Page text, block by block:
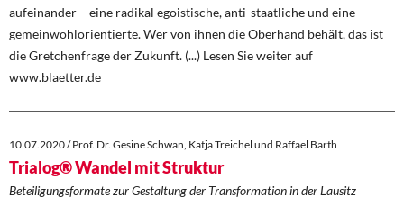
aufeinander – eine radikal egoistische, anti-staatliche und eine
gemeinwohlorientierte. Wer von ihnen die Oberhand behält, das ist
die Gretchenfrage der Zukunft. (...) Lesen Sie weiter auf
www.blaetter.de
10.07.2020 / Prof. Dr. Gesine Schwan, Katja Treichel und Raffael Barth
Trialog® Wandel mit Struktur
Beteiligungsformate zur Gestaltung der Transformation in der Lausitz